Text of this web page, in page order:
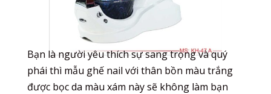
Bạn là người yêu thích sự sang trọng và quý
phái thì mẫu ghế nail với thân bồn màu trắng
được bọc da màu xám này sẽ không làm bạn